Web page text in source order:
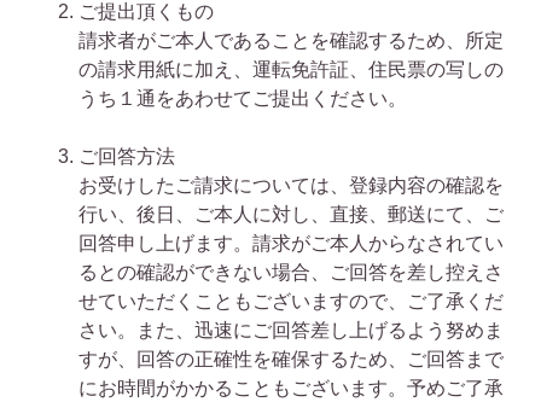
ご提出頂くもの
請求者がご本人であることを確認するため、所定
の請求用紙に加え、運転免許証、住民票の写しの
うち１通をあわせてご提出ください。
ご回答方法
お受けしたご請求については、登録内容の確認を
行い、後日、ご本人に対し、直接、郵送にて、ご
回答申し上げます。請求がご本人からなされてい
るとの確認ができない場合、ご回答を差し控えさ
せていただくこともございますので、ご了承くだ
さい。また、迅速にご回答差し上げるよう努めま
すが、回答の正確性を確保するため、ご回答まで
にお時間がかかることもございます。予めご了承